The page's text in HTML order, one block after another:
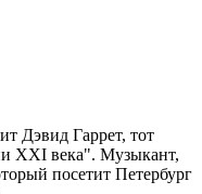
Дэвид Гаррет, тот
XXI века". Музыкант,
посетит Петербург